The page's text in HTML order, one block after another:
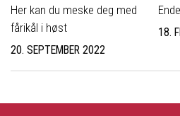
Her kan du meske deg med
fårikål i høst
20. SEPTEMBER 2022
18.